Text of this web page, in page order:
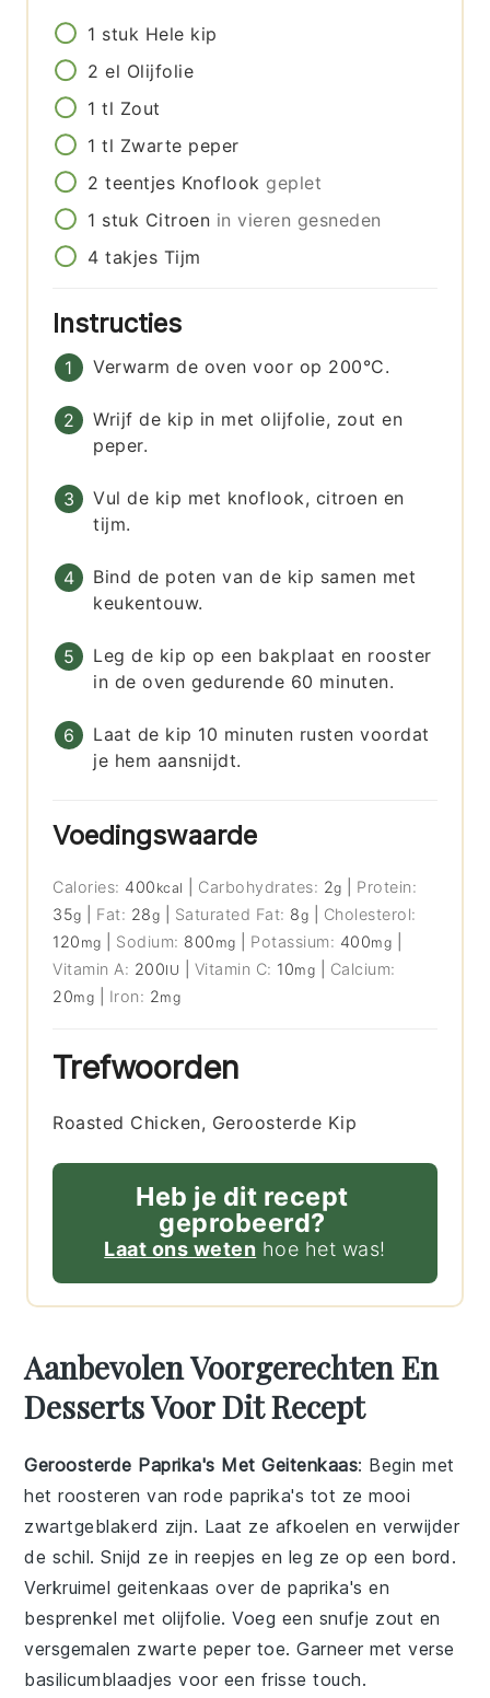
1 stuk Hele kip
2 el Olijfolie
1 tl Zout
1 tl Zwarte peper
2 teentjes Knoflook geplet
1 stuk Citroen in vieren gesneden
4 takjes Tijm
Instructies
Verwarm de oven voor op 200°C.
Wrijf de kip in met olijfolie, zout en
peper.
Vul de kip met knoflook, citroen en
tijm.
Bind de poten van de kip samen met
keukentouw.
Leg de kip op een bakplaat en rooster
in de oven gedurende 60 minuten.
Laat de kip 10 minuten rusten voordat
je hem aansnijdt.
Voedingswaarde
Calories: 400 kcal Carbohydrates: 2g
Protein:
35g Fat: 28g Saturated Fat: 8g
Cholesterol:
120 mg Sodium: 800 mg Potassium: 400mg
Vitamin A: 200IU Vitamin C: 10mg
Calcium:
20mg Iron: 2mg
Trefwoorden
Roasted Chicken, Geroosterde Kip
Heb je dit recept
geprobeerd?
Laat ons weten hoe het was!
Aanbevolen Voorgerechten En
Desserts Voor Dit Recept
Geroosterde Paprika's Met Geitenkaas: Begin met
het roosteren vanrode paprika's tot ze mooi
zwartgeblakerd zijn. Laat ze afkoelen en verwijder
de schil. Snijd ze in reepjes en leg ze op een bord.
Verkruimel geitenkaas over de paprika's en
besprenkel met olijfolie. Voeg een snufje zout en
versgemalen zwarte peper toe. Garneer met verse
basilicumblaadjes voor een frisse touch.